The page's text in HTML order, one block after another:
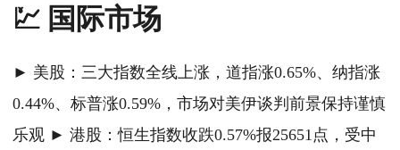
💹 国际市场
► 美股：三大指数全线上涨，道指涨0.65%、纳指涨
0.44%、标普涨0.59%，市场对美伊谈判前景保持谨慎
乐观 ► 港股：恒生指数收跌0.57%报25651点，受中